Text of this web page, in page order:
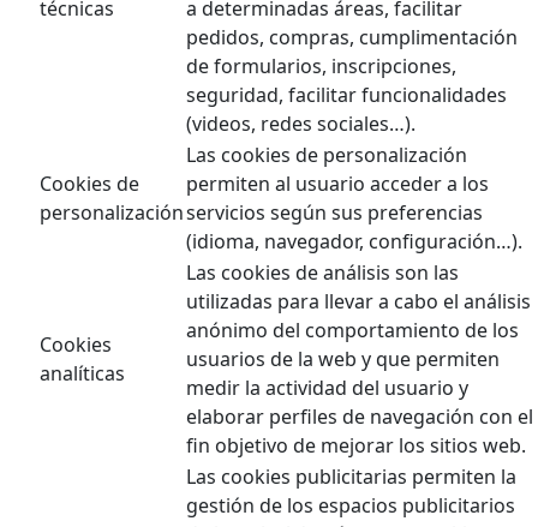
técnicas
a determinadas áreas, facilitar
pedidos, compras, cumplimentación
de formularios, inscripciones,
seguridad, facilitar funcionalidades
(videos, redes sociales…).
Cookies de
personalización
Las cookies de personalización
permiten al usuario acceder a los
servicios según sus preferencias
(idioma, navegador, configuración…).
Cookies
analíticas
Las cookies de análisis son las
utilizadas para llevar a cabo el análisis
anónimo del comportamiento de los
usuarios de la web y que permiten
medir la actividad del usuario y
elaborar perfiles de navegación con el
fin objetivo de mejorar los sitios web.
Las cookies publicitarias permiten la
gestión de los espacios publicitarios